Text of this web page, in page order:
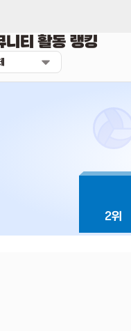
니티 활동 랭킹
2위